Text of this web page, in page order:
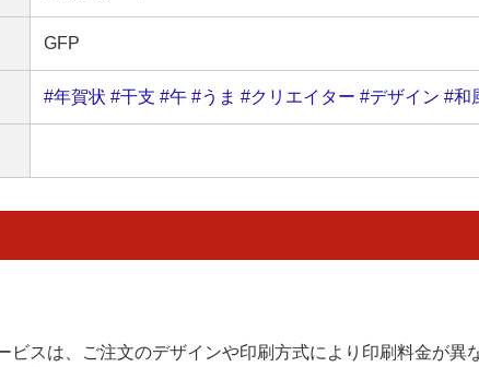
GFP
#年賀状 #干支 #午 #うま #クリエイター #デザイン #和
ビスは、ご注文のデザインや印刷方式により印刷料金が異